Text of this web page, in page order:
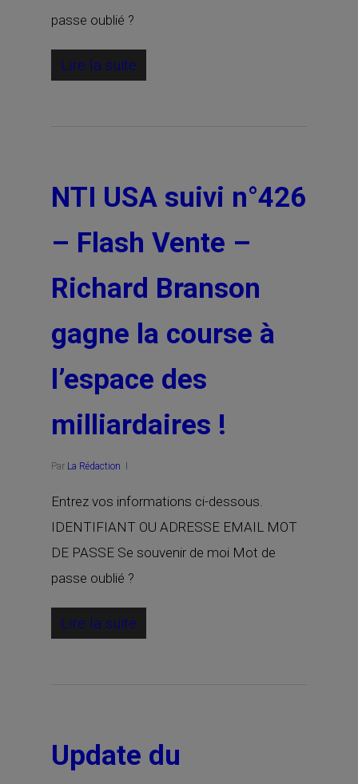
passe oublié ?
Lire la suite
NTI USA suivi n°426
– Flash Vente –
Richard Branson
gagne la course à
l’espace des
milliardaires !
Par La Rédaction
Entrez vos informations ci-dessous.
IDENTIFIANT OU ADRESSE EMAIL MOT
DE PASSE Se souvenir de moi Mot de
passe oublié ?
Lire la suite
Update du